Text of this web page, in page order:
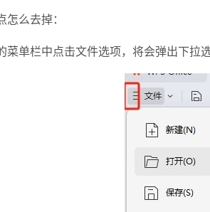
怎么去掉：
菜单栏中点击文件选项，将会弹出下拉